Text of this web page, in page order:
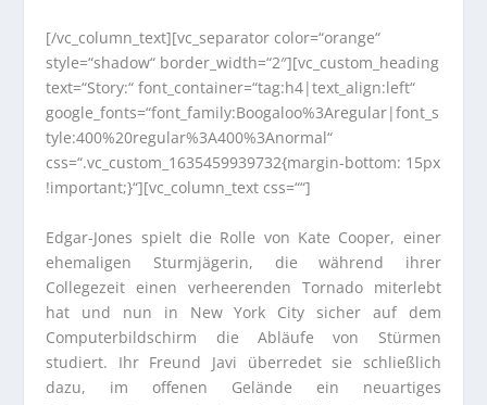
[/vc_column_text][vc_separator color=“orange“
style=“shadow“ border_width=“2″][vc_custom_heading
text=“Story:“ font_container=“tag:h4|text_align:left“
google_fonts=“font_family:Boogaloo%3Aregular|font_s
tyle:400%20regular%3A400%3Anormal“
css=“.vc_custom_1635459939732{margin-bottom: 15px
!important;}“][vc_column_text css=““]
Edgar-Jones spielt die Rolle von Kate Cooper, einer
ehemaligen Sturmjägerin, die während ihrer
Collegezeit einen verheerenden Tornado miterlebt
hat und nun in New York City sicher auf dem
Computerbildschirm die Abläufe von Stürmen
studiert. Ihr Freund Javi überredet sie schließlich
dazu, im offenen Gelände ein neuartiges